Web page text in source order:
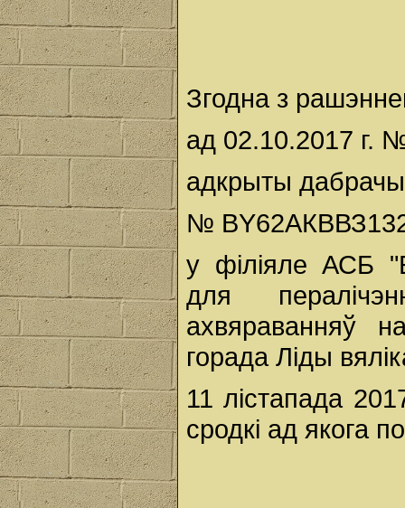
Згодна з
ад 02.10.2017 г.
адкрыты
№
у філіяле АСБ
для
ахвяраванняў
горада Ліды
11 лістапада
сродкі ад якога